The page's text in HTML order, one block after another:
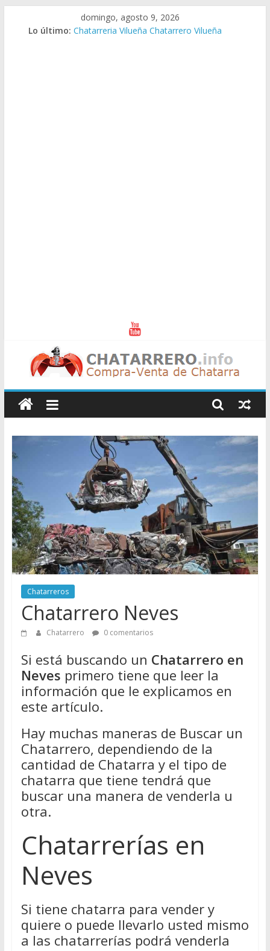
domingo, agosto 9, 2026
Lo último: Chatarreria Vilueña Chatarrero Vilueña
Chatarreros
–
Precio
de
Chatarra
Directorio
de
Chatarreros
para
vender
Chatarra
Chatarreros
Chatarrero Neves
Chatarrero 0 comentarios
Si está buscando un Chatarrero en
Neves primero tiene que leer la
información que le explicamos en
este artículo.
Hay muchas maneras de Buscar un
Chatarrero, dependiendo de la
cantidad de Chatarra y el tipo de
chatarra que tiene tendrá que
buscar una manera de venderla u
otra.
Chatarrerías en
Neves
Si tiene chatarra para vender y
quiere o puede llevarlo usted mismo
a las chatarrerías podrá venderla